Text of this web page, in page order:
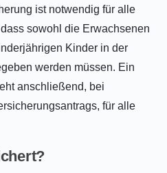
ist notwendig für alle
sowohl die Erwachsenen
Kinder in der
werden müssen. Ein
anschließend, bei
für alle